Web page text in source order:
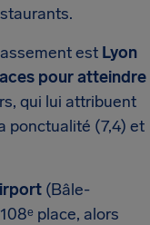
est Lyon
pour atteindre
qui lui attribuent
ponctualité (7,4) et
(Bâle-
place, alors